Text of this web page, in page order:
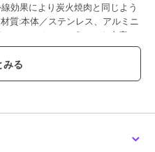
効果により炭火焼肉と同じよう
:本体／ステンレス、アルミニ
ミ／スチール ●セット内容／
ズ:250×360×145(h)mm ●重
／h 品番 GS-355